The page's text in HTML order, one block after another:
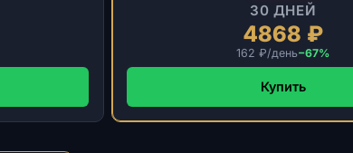
30 ДНЕЙ
4868 ₽
162 ₽/день−67%
Купить